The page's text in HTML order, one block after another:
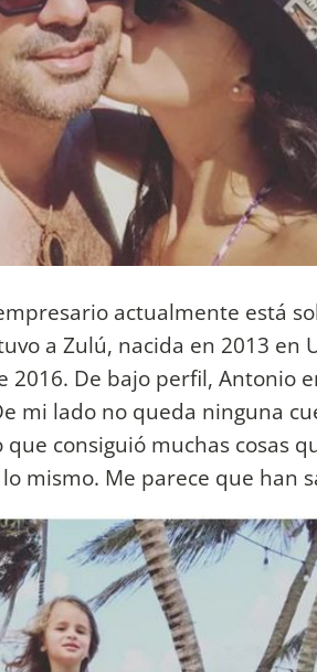
actualmente está
a Zulú, nacida en 2013 en
2016. De bajo perfil, Antonio
mi lado no queda ninguna
que consiguió muchas cosas
mismo. Me parece que han